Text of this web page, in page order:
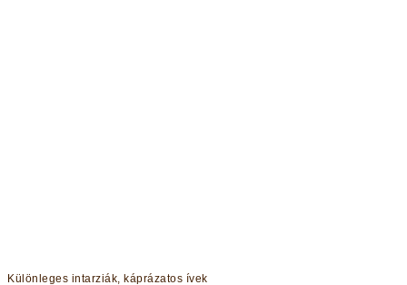
Különleges intarziák, káprázatos ívek